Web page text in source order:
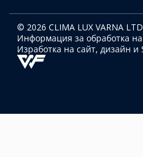
© 2026 CLIMA LUX VARNA
Информация за обработка
Изработка на сайт, дизайн и